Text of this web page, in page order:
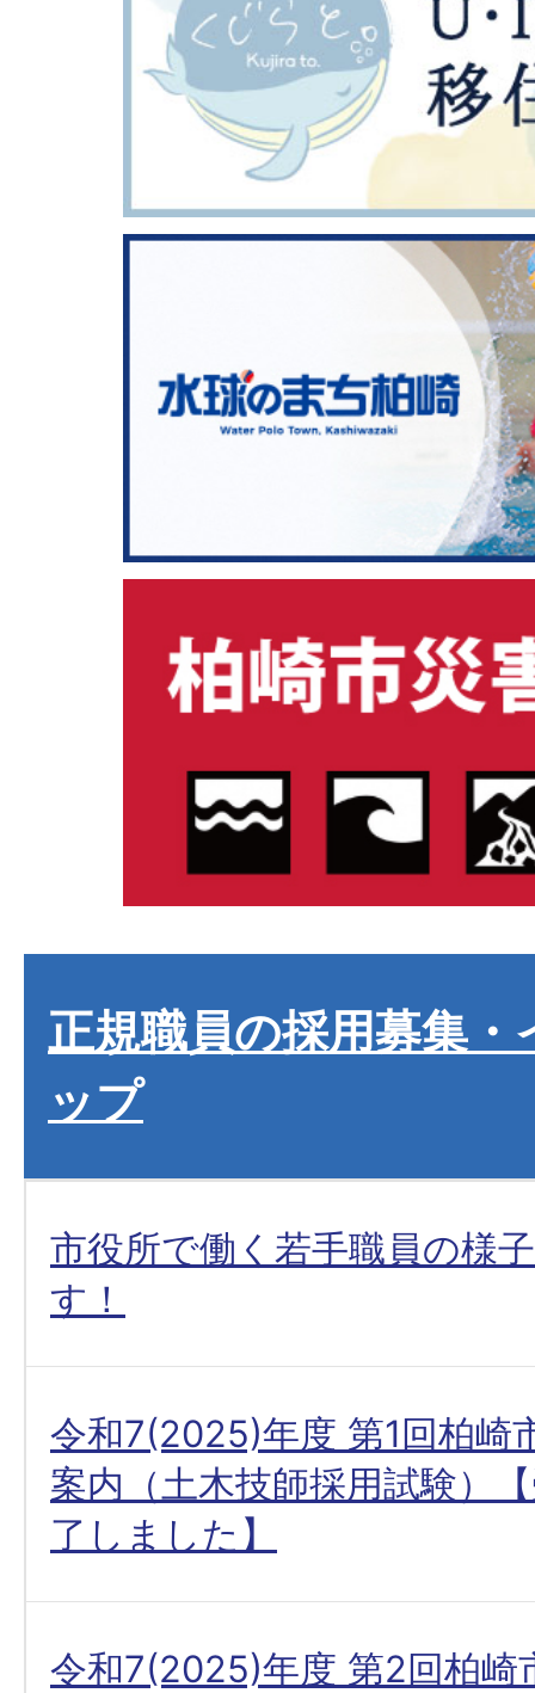
正規職員の採用募集
ップ
市役所で働く若手職員の様
す！
令和7(2025)年度 第1回柏崎
案内（土木技師採用試験）
了しました】
令和7(2025)年度 第2回柏崎